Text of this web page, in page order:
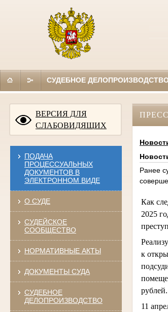
СУДЕБНОЕ
ВЕРСИЯ ДЛЯ
СЛАБОВИДЯЩИХ
ПОДАЧА
ПРОЦЕССУАЛЬНЫХ
ДОКУМЕНТОВ В
ЭЛЕКТРОННОМ ВИДЕ
О СУДЕ
СУДЕЙСКОЕ
СООБЩЕСТВО
НОРМАТИВНЫЕ АКТЫ
ДОКУМЕНТЫ СУДА
СУДЕБНОЕ
ДЕЛОПРОИЗВОДСТВО
Ранее
Как
2025
к
рублей.
11